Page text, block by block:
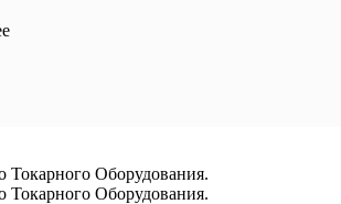
Оборудования.
Оборудования.